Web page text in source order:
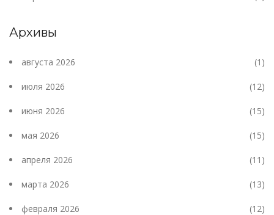
Архивы
августа 2026 (1)
июля 2026 (12)
июня 2026 (15)
мая 2026 (15)
апреля 2026 (11)
марта 2026 (13)
февраля 2026 (12)